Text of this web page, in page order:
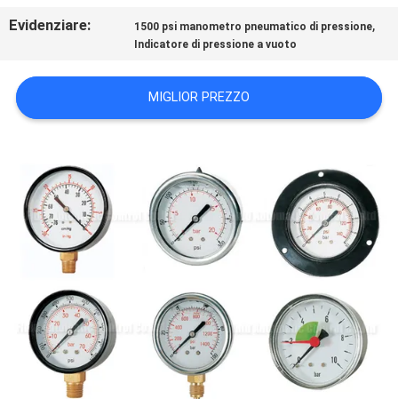
VR
MAPPA
SITO
PRIVACY
POLICY
Evidenziare: 1500 psi manometro pneumatico di pressione,
Indicatore di pressione a vuoto
MIGLIOR PREZZO